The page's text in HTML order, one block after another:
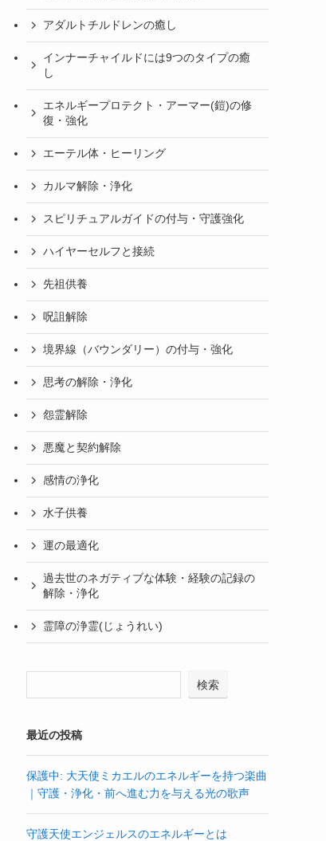
アダルトチルドレンの癒し
インナーチャイルドには9つのタイプの癒
し
エネルギープロテクト・アーマー(鎧)の修
復・強化
エーテル体・ヒーリング
カルマ解除・浄化
スピリチュアルガイドの付与・守護強化
ハイヤーセルフと接続
先祖供養
呪詛解除
境界線（バウンダリー）の付与・強化
思考の解除・浄化
怨霊解除
悪魔と契約解除
感情の浄化
水子供養
運の最適化
過去世のネガティブな体験・経験の記録の
解除・浄化
霊障の浄霊(じょうれい)
検索
最近の投稿
保護中: 大天使ミカエルのエネルギーを持つ楽曲
｜守護・浄化・前へ進む力を与える光の歌声
守護天使エンジェルスのエネルギーとは